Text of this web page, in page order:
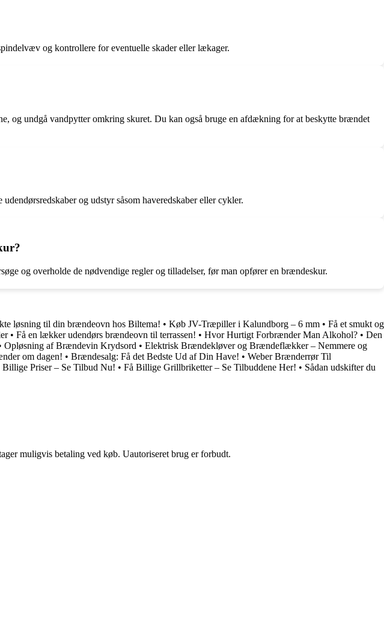
og kontrollere for eventuelle skader eller lækager.
og undgå vandpytter omkring skuret. Du kan også bruge en afdækning for at beskytte brændet
og udstyr såsom haveredskaber eller cykler.
og overholde de nødvendige regler og tilladelser, før man opfører en brændeskur.
løsning til din brændeovn hos Biltema! • Køb JV-Træpiller i Kalundborg – 6 mm • Få et smukt og
• Få en lækker udendørs brændeovn til terrassen! • Hvor Hurtigt Forbrænder Man Alkohol? • Den
Opløsning af Brændevin Krydsord • Elektrisk Brændekløver og Brændeflækker – Nemmere og
om dagen! • Brændesalg: Få det Bedste Ud af Din Have! • Weber Brænderrør Til
Priser – Se Tilbud Nu! • Få Billige Grillbriketter – Se Tilbuddene Her! • Sådan udskifter du
muligvis betaling ved køb. Uautoriseret brug er forbudt.